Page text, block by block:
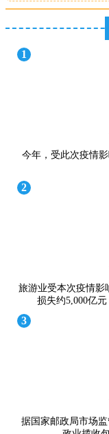
1
今年，受此次疫情
2
旅游业受本次疫情影
损失约5,000亿
3
据国家邮政局市场